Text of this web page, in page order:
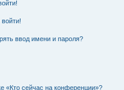
ввод имени и пароля?
«Кто сейчас на конференции»?